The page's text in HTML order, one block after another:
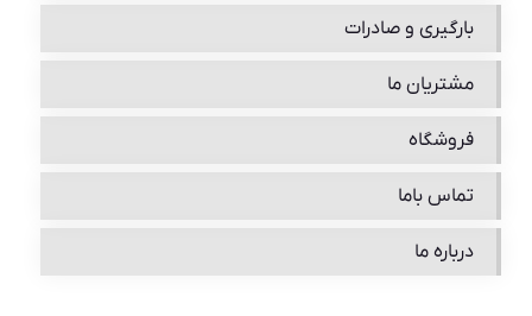
بارگیری و صادرات
مشتریان ما
فروشگاه
تماس باما
درباره ما